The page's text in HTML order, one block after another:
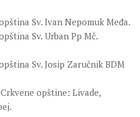
Sv. Ivan Nepomuk Međa.
Sv. Urban Pp Mč.
Sv. Josip Zaručnik BDM
opštine: Livade,